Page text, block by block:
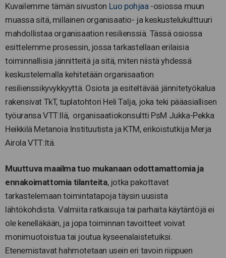
Kuvailemme tämän sivuston Luo pohjaa -osiossa muun
muassa sitä, millainen organisaatio- ja keskustelukulttuuri
mahdollistaa organisaation resilienssiä. Tässä osiossa
esittelemme prosessin, jossa tarkastellaan erilaisia
toiminnallisia jännitteitä ja sitä, miten niistä yhdessä
keskustelemalla kehitetään organisaation
resilienssikyvykkyyttä. Osiota ja esiteltävää jännitetyökalua
rakensivat TkT, tuplatohtori Heli Talja, joka teki pääasiallisen
työuransa VTT:llä, organisaatiokonsultti PsM Jukka-Pekka
Heikkilä Metanoia Instituutista ja KTM, erikoistutkija Merja
Airola VTT:ltä.
Muuttuva maailma tuo mukanaan odottamattomia ja
ennakoimattomia tilanteita, jotka pakottavat
tarkastelemaan toimintatapoja täysin uusista
lähtökohdista. Valmiita ratkaisuja tai parhaita käytäntöjä ei
ole kenelläkään, ja jopa toiminnan tavoitteet voivat
monimuotoistua tai joutua kyseenalaistetuiksi.
Etenemistavat hahmotetaan usein eri tavoin riippuen